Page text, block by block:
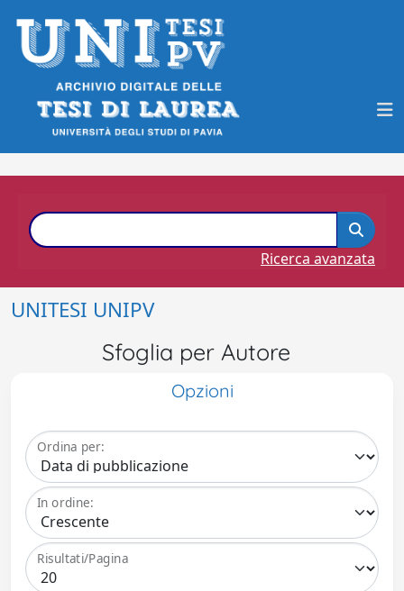
Ricerca avanzata
UNITESI UNIPV
Sfoglia per Autore
Opzioni
Ordina per:
In ordine:
Risultati/Pagina